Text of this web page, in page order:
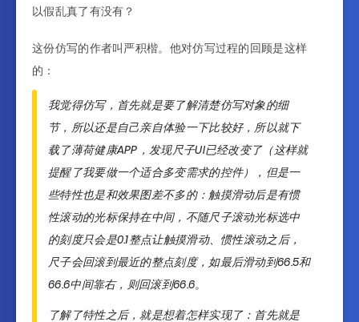
以假乱真了有没有？
这份仿写的作者叫严积楷。他对仿写过程的回顾是这样
的：
我觉得仿写，首先就是要了解清楚仿写对象的细
节，所以还是自己亲自体验一下比较好，所以就下
载了薄荷健康APP，发现尺子UI已经改变了（这样就
提醒了我要做一个适合多变需求的控件），但是一
些特性也是和效果图差不多的：触摸滑动后是有惯
性滚动的光标保持在中间，不随尺子滚动光标选中
的刻度只会是0.1整点让触摸滑动、惯性滚动之后，
尺子会回滚到最近的整点刻度，如最后滑动到66.5和
66.6中间靠右，则回滚到66.6。
了解了特性之后，就是想着怎样实现了：首先就是